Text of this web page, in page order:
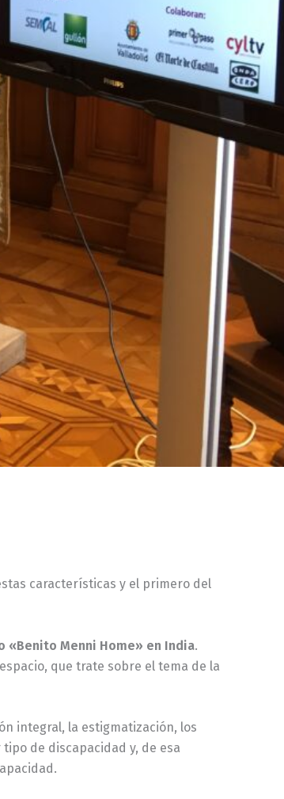
características y el primero del
Menni Home» en India.
que trate sobre el tema de la
integral, la estigmatización, los
de discapacidad y, de esa